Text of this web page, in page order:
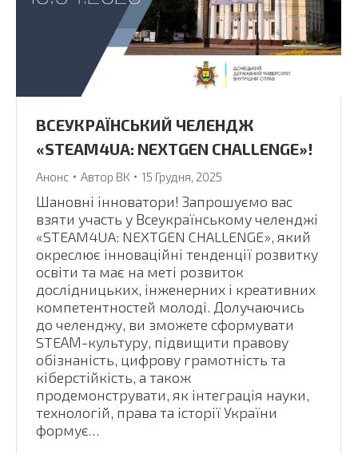
ВСЕУКРАЇНСЬКИЙ ЧЕЛЕНДЖ
«STEAM4UA: NEXTGEN CHALLENGE»!
Анонс Автор ВК 15 Грудня, 2025
Шановні інноватори! Запрошуємо вас
взяти участь у Всеукраїнському челенджі
«STEAM4UA: NEXTGEN CHALLENGE», який
окреслює інноваційні тенденції розвитку
освіти та має на меті розвиток
дослідницьких, інженерних і креативних
компетентностей молоді. Долучаючись
до челенджу, ви зможете сформувати
STEАМ-культуру, підвищити правову
обізнаність, цифрову грамотність та
кіберстійкість, а також
продемонструвати, як інтеграція науки,
технологій, права та історії України
формує…